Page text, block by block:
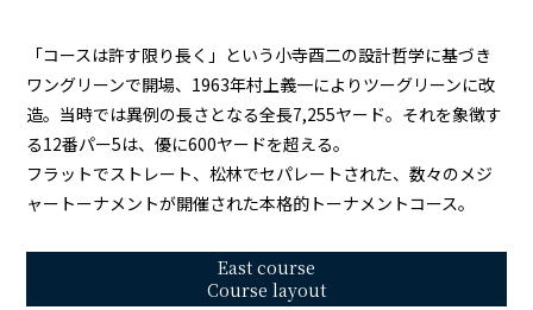
「コースは許す限り長く」という小寺酉二の設計哲学に基づき
ワングリーンで開場、1963年村上義一によりツーグリーンに改
造。 当時では異例の長さとなる全長7,255ヤード。それを象徴す
る12番パー5は、優に600ヤードを超える。
フラットでストレート、松林でセパレートされた、数々のメジ
ャートーナメントが開催された本格的トーナメントコース。
East course
Course layout